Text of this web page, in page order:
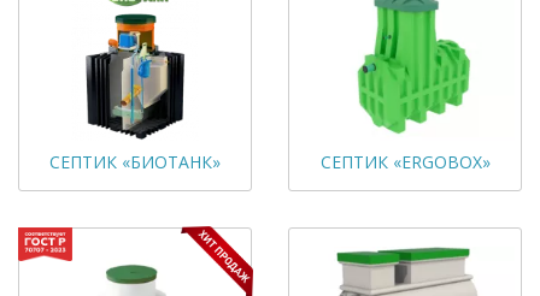
СЕПТИК «БИОТАНК» СЕПТИК «ERGOBOX»